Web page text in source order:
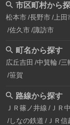
市区町村から
松本市 長野市 上田
佐久市 諏訪市
町名から探す
広丘吉田 中箕輪 三
笹賀
路線から探す
ＪＲ篠ノ井線 ＪＲ
しなの鉄道 ＪＲ信